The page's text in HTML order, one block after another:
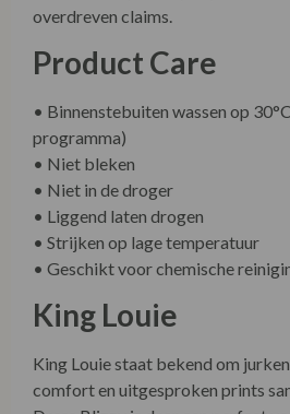
King Louie staat bekend om
comfort en uitgesproken prints
Dress Blizzy is daar een perfect
die prettig draagt, mooi valt en
met je dag. Een echte allrounder in
Ontdek meer over onze winkel én
collecties via onze socials!
Bezoekwww.facebook.com/
Combineer met